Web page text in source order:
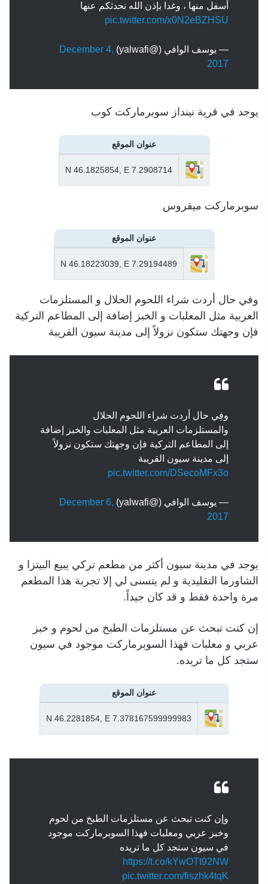
أسفل منها ، وغدا بإذن الله نحدثكم عنها
pic.twitter.com/x0N2eBZHSU
— يوسف الوافي (@yalwafi)
December 4,
2017
يوجد في قرية نينداز سوبرماركت كوب
عنوان الموقع
N 46.1825854, E 7.2908714
سوبرماركت ميقروس
عنوان الموقع
N 46.18223039, E 7.29194489
وفي حال أردت شراء اللحوم الحلال و المستلزمات
العربية مثل المعلبات و الخبز إضافة إلى المطاعم التركية
فإن وجهتك ستكون نزولاً إلى مدينة سيون القريبة
وفِي حال أردت شراء اللحوم الحلال
والمستلزمات العربية مثل المعلبات والخبز إضافة
إلى المطاعم التركية فإن وجهتك ستكون نزولاً
إلى مدينة سيون القريبة
pic.twitter.com/DSecoMFx3o
— يوسف الوافي (@yalwafi)
December 6,
2017
يوجد في مدينة سيون أكثر من مطعم تركي يبيع البيتزا و
الشاورما التقليدية و لم يتسنى لي إلا تجربة هذا المطعم
مرة واحدة فقط و قد كان جيداً.
إن كنت تبحث عن مستلزمات الطبخ من لحوم و خبز
عربي و معلبات فهذا السوبرماركت موجود في سيون
ستجد كل ما تريده.
عنوان الموقع
N 46.2281854, E 7.378167599999983
وإن كنت تبحث عن مستلزمات الطبخ من لحوم
وخبز عربي ومعلبات فهذا السوبرماركت موجود
في سيون ستجد كل ما تريده
https://t.co/kYwOTt92NW
pic.twitter.com/fiszhk4tqK